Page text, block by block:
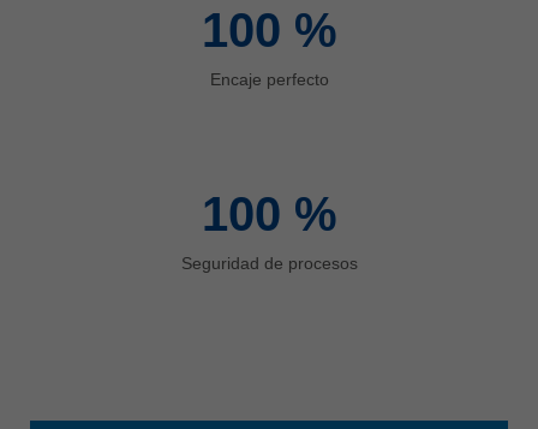
100 %
Encaje perfecto
100 %
Seguridad de procesos